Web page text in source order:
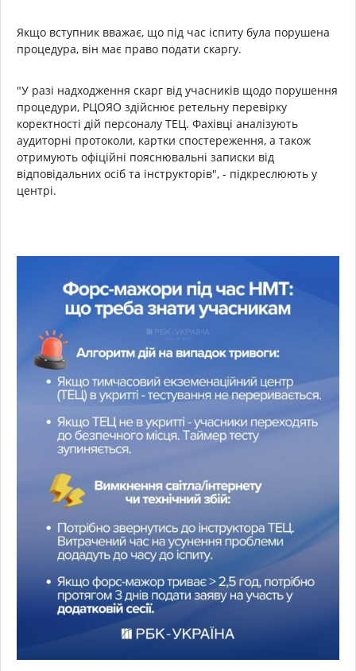
Якщо вступник вважає, що під час іспиту була порушена
процедура, він має право подати скаргу.
"У разі надходження скарг від учасників щодо порушення
процедури, РЦОЯО здійснює ретельну перевірку
коректності дій персоналу ТЕЦ. Фахівці аналізують
аудиторні протоколи, картки спостереження, а також
отримують офіційні пояснювальні записки від
відповідальних осіб та інструкторів", - підкреслюють у
центрі.